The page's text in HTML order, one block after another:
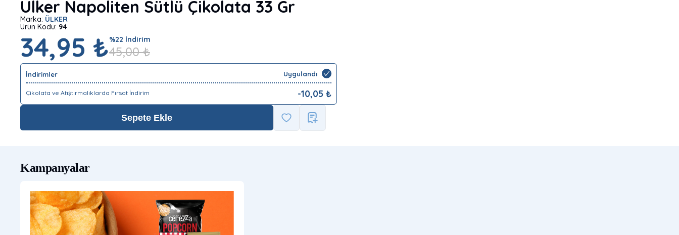
Ülker Napoliten Sütlü Çikolata 33 Gr
Marka: ÜLKER
Ürün Kodu: 94
34,95 ₺%22 İndirim
45,00 ₺
İndirimler Uygulandı
Çikolata ve Atıştırmalıklarda Fırsat İndirim -10,05 ₺
Sepete Ekle
Kampanyalar